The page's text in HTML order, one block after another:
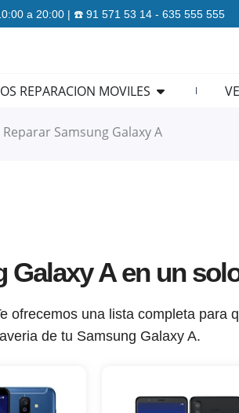
a 20:00 | ☎️ 91 571 53 14 - 635 555 555
DISPOSITIVOS
REPARACION MOVILES Open
Reparar Samsung Galaxy A
Galaxy A en un
ofrecemos una lista completa para
de tu Samsung Galaxy A.